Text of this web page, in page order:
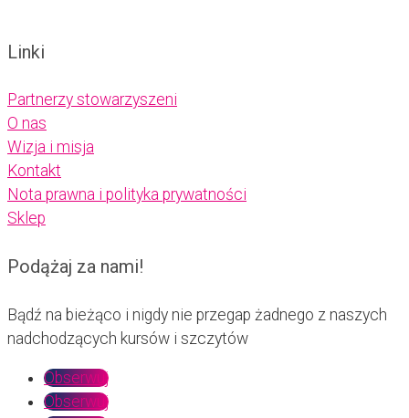
Linki
Partnerzy stowarzyszeni
O nas
Wizja i misja
Kontakt
Nota prawna i polityka prywatności
Sklep
Podążaj za nami!
Bądź na bieżąco i nigdy nie przegap żadnego z naszych
nadchodzących kursów i szczytów
Obserwuj
Obserwuj